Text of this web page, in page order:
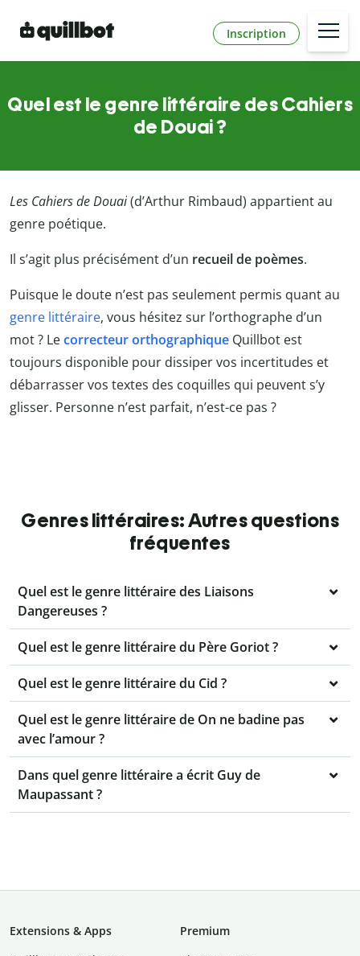
Inscription
Quel est le genre littéraire des Cahiers
de Douai ?
Les Cahiers de Douai(d’Arthur Rimbaud) appartient au
genre poétique.
Il s’agit plus précisément d’un recueil de poèmes.
Puisque le doute n’est pas seulement permis quant au
genre littéraire, vous hésitez sur l’orthographe d’un
mot ? Lecorrecteur orthographique Quillbot est
toujours disponible pour dissiper vos incertitudes et
débarrasser vos textes des coquilles qui peuvent s’y
glisser. Personne n’est parfait, n’est-ce pas ?
Genres littéraires: Autres questions
fréquentes
Quel est le genre littéraire des Liaisons
Dangereuses ?
Quel est le genre littéraire du Père Goriot ?
Quel est le genre littéraire du Cid ?
Quel est le genre littéraire de On ne badine pas
avec l’amour ?
Dans quel genre littéraire a écrit Guy de
Maupassant ?
Extensions & Apps
Premium